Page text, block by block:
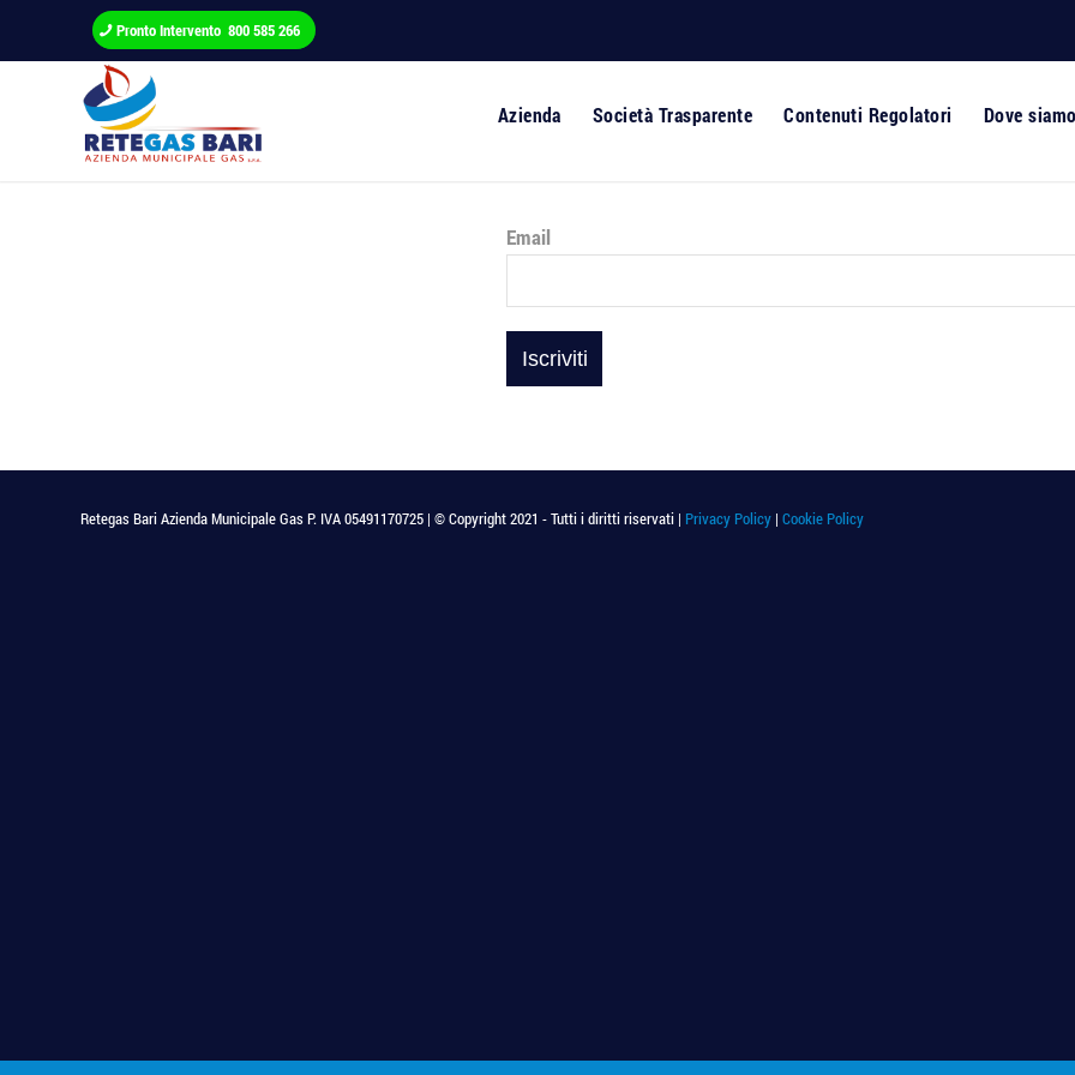
Pronto Intervento 800 585 266
Azienda Società Trasparente Contenuti Regolatori Dove siamo
Email
Retegas Bari Azienda Municipale Gas P. IVA 05491170725 | © Copyright 2021 - Tutti i diritti riservati | Privacy Policy | Cookie Policy